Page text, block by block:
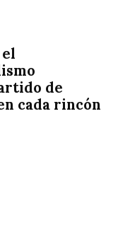
de
cada rincón